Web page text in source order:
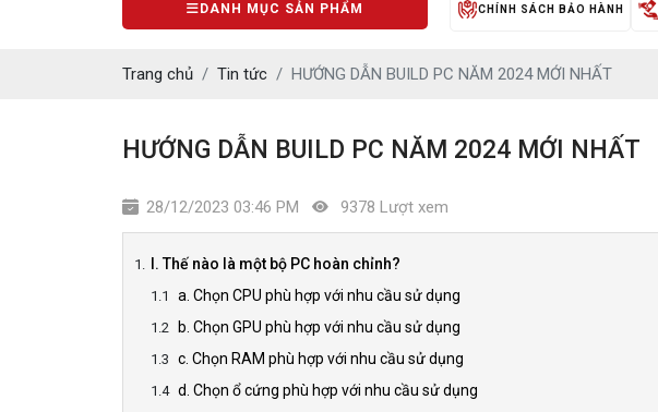
DANH MỤC SẢN PHẨM CHÍNH SÁCH BẢO HÀNH
Trang chủ Tin tức HƯỚNG DẪN BUILD PC NĂM 2024 MỚI NHẤT
HƯỚNG DẪN BUILD PC NĂM 2024 MỚI NHẤT
28/12/2023 03:46 PM 9378 Lượt xem
I. Thế nào là một bộ PC hoàn chỉnh?
a. Chọn CPU phù hợp với nhu cầu sử dụng
b. Chọn GPU phù hợp với nhu cầu sử dụng
c. Chọn RAM phù hợp với nhu cầu sử dụng
d. Chọn ổ cứng phù hợp với nhu cầu sử dụng